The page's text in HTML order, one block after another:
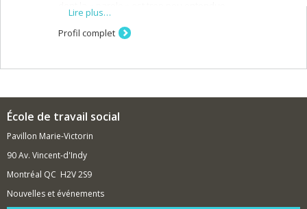
Lire plus…
Profil complet
École de travail social
Pavillon Marie-Victorin
90 Av. Vincent-d'Indy
Montréal QC H2V 2S9
Nouvelles et événements